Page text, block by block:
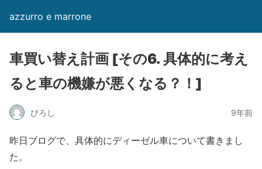
azzurro e marrone
車買い替え計画 [その6. 具体的に考え
ると車の機嫌が悪くなる？！]
ぴろし 9年前
昨日ブログで、具体的にディーゼル車について書きまし
た。